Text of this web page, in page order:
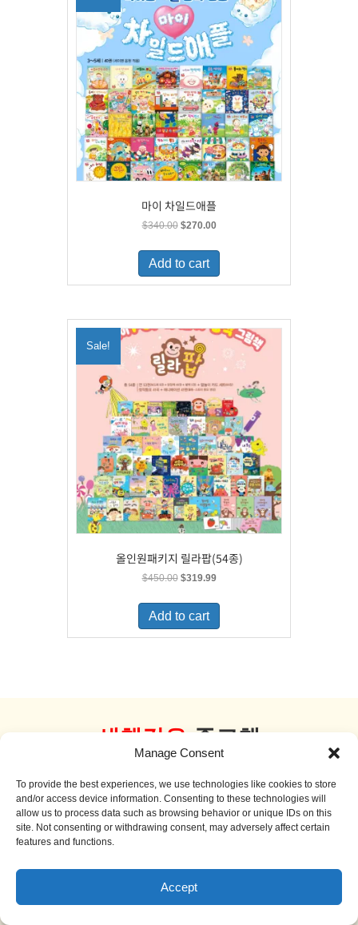
Manage Consent
To provide the best experiences, we use technologies like cookies to store
and/or access device information. Consenting to these technologies will
allow us to process data such as browsing behavior or unique IDs on this
site. Not consenting or withdrawing consent, may adversely affect certain
features and functions.
Accept
마이 차일드애플
$340.00 Original
was:
$340.00.
$270.00Current
is:
Add to cart
Sale!
올인원패키지 릴라팝(54종)
$450.00 Original
was:
$450.00.
$319.99Current
is:
Add to cart
새책같은 중고책
더 보기
Sale!